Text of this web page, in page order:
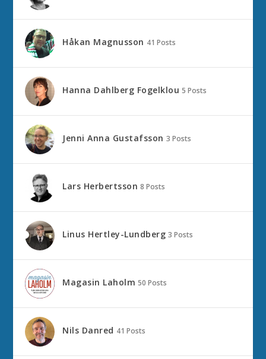
Håkan Magnusson 41 Posts
Hanna Dahlberg Fogelklou 5 Posts
Jenni Anna Gustafsson 3 Posts
Lars Herbertsson 8 Posts
Linus Hertley-Lundberg 3 Posts
Magasin Laholm 50 Posts
Nils Danred 41 Posts